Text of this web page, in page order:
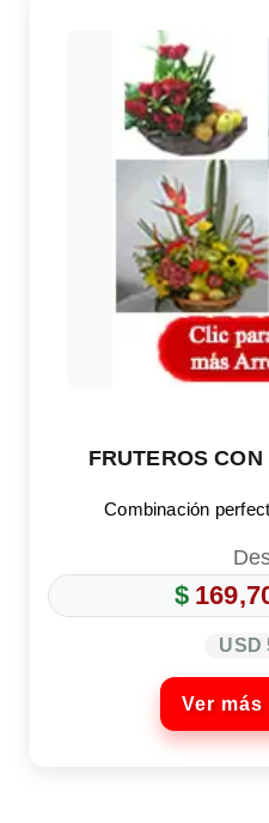
FRUTEROS
Combinación
$
USD
Ver